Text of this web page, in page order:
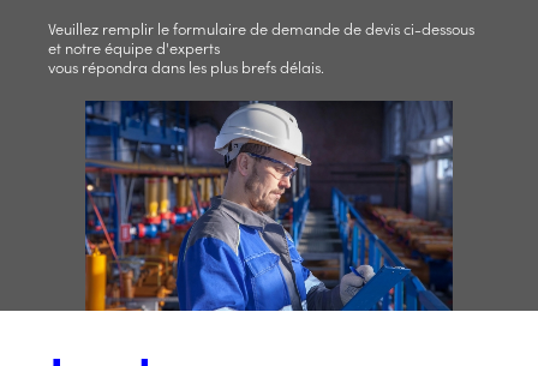
Veuillez remplir le formulaire de demande de devis ci-dessous
et notre équipe d'experts
vous répondra dans les plus brefs délais.